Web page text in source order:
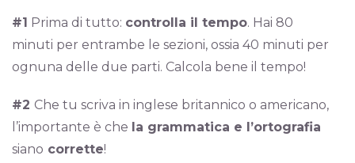
#1 Prima di tutto: controlla il tempo. Hai 80
minuti per entrambe le sezioni, ossia 40 minuti per
ognuna delle due parti. Calcola bene il tempo!
#2 Che tu scriva in inglese britannico o americano,
l’importante è che la grammatica e l’ortografia
siano corrette!